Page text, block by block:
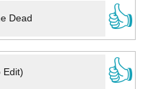
Dead
👍
Edit)
👍